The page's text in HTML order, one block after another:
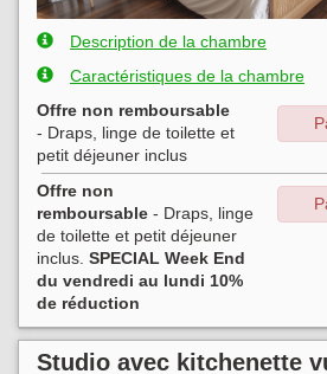
Description de la chambre
Caractéristiques de la chambre
Offre non remboursable
- Draps, linge de toilette et
petit déjeuner inclus
Offre non
remboursable - Draps, linge
de toilette et petit déjeuner
inclus. SPECIAL Week End
du vendredi au lundi 10%
de réduction
Studio avec kitchenette